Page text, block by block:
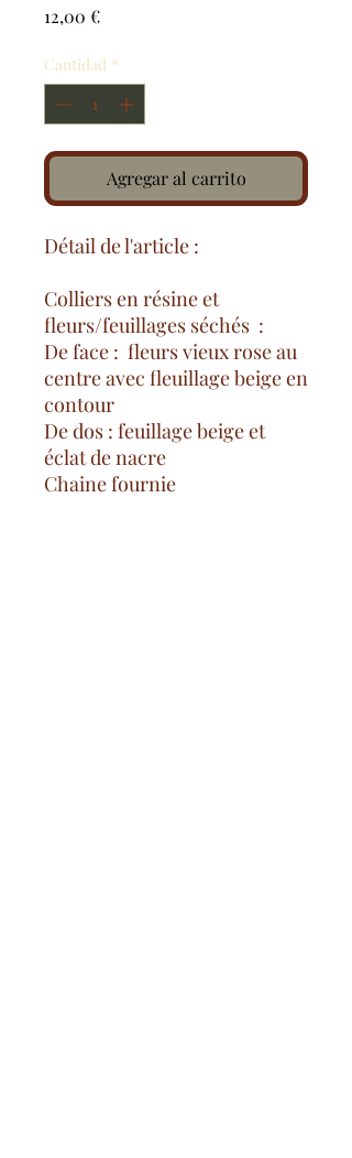
12,00 €Precio
Cantidad *
Agregar al carrito
Détail de l'article :
Colliers en résine et
fleurs/feuillages séchés :
De face : fleurs vieux rose au
centre avec fleuillage beige en
contour
De dos : feuillage beige et
éclat de nacre
Chaine fournie